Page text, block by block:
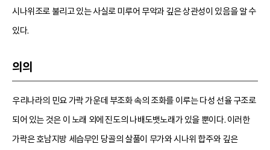
시나위조로 불리고 있는 사실로 미루어 무악과 깊은 상관성이 있음을 알 수
있다.
의의
우리나라의 민요 가락 가운데 부조화 속의 조화를 이루는 다성 선율 구조로
되어 있는 것은 이 노래 외에 진도의 나배도뱃노래가 있을 뿐이다. 이러한
가락은 호남지방 세습무인 당골의 살풀이 무가와 시나위 합주와 깊은